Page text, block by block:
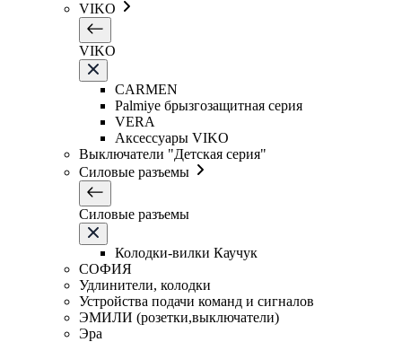
VIKO
VIKO
CARMEN
Palmiye брызгозащитная серия
VERA
Аксессуары VIKO
Выключатели "Детская серия"
Силовые разъемы
Силовые разъемы
Колодки-вилки Каучук
СОФИЯ
Удлинители, колодки
Устройства подачи команд и сигналов
ЭМИЛИ (розетки,выключатели)
Эра